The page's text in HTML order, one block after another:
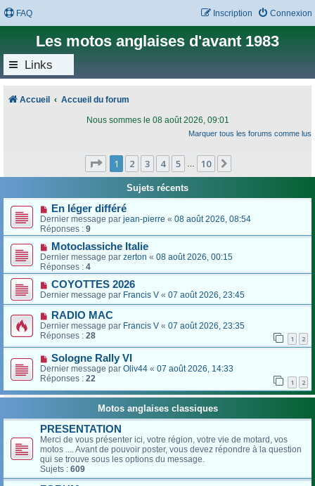
FAQ Connexion
Inscription
Les motos anglaises d'avant 1983
Links
Accueil Accueil du forum
Nous sommes le 08 août 2026, 09:01
Marquer tous les forums comme lus
Page 1sur
1 2 3 4 5 10
Sujets récents
En léger différé
Dernier message par jean-pierre « 08 août 2026, 08:54
Réponses : 9
Motoclassiche Italie
Dernier message par zerton « 08 août 2026, 00:15
Réponses : 4
COYOTTES 2026
Dernier message par Francis V « 07 août 2026, 23:45
RADIO MAC
Dernier message par Francis V « 07 août 2026, 23:35
Réponses : 28 1 2
Sologne Rally VI
Dernier message par Oliv44 « 07 août 2026, 14:33
Réponses : 22 1 2
Motos anglaises classiques
PRESENTATION
Merci de vous présenter ici, votre région, votre vie de motard, vos
motos .... Avant de pouvoir poster, vous devez répondre à la question
qui se trouve sous les options du message.
Sujets : 609